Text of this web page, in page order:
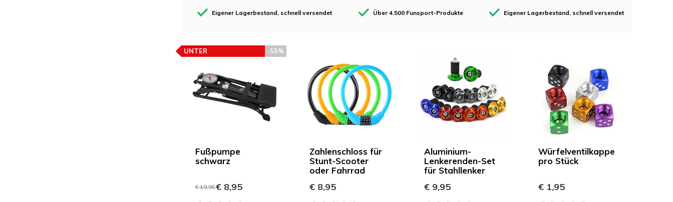
Eigener Lagerbestand, schnell versendet Über 4.500 Funsport-Produkte Eigener Lagerbestand, schnell versendet
Fußpumpe
schwarz
-55%
UNTER
€ 19,95€ 8,95
Zahlenschloss für
Stunt-Scooter
oder Fahrrad
€ 8,95
Aluminium-
Lenkerenden-Set
für Stahllenker
€ 9,95
Würfelventilkappe
pro Stück
€ 1,95